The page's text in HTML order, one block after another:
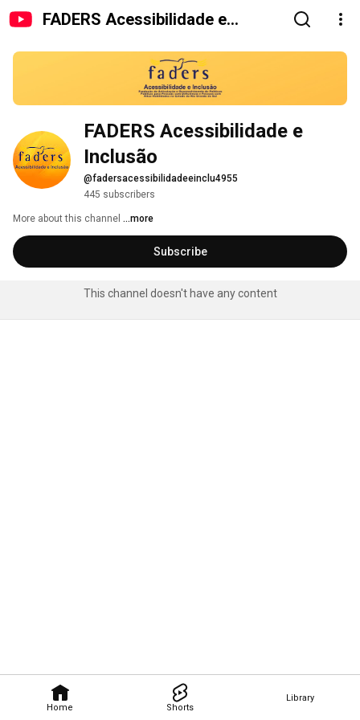
FADERS Acessibilidade e
Home Shorts
Library
FADERS Acessibilidade e
Inclusão
@fadersacessibilidadeeinclu4955
445 subscribers
More about this channel ...more
Subscribe
This channel doesn't have any content